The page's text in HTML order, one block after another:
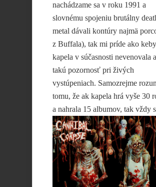
nachádzame sa v roku 1991 a
slovnému spojeniu brutálny
metal dávali kontúry najmä
z Buffala), tak mi príde ako
kapela v súčasnosti nevenovala
takú pozornosť pri živých
vystúpeniach. Samozrejme
tomu, že ak kapela hrá vyše 30
a nahrala 15 albumov, tak vždy